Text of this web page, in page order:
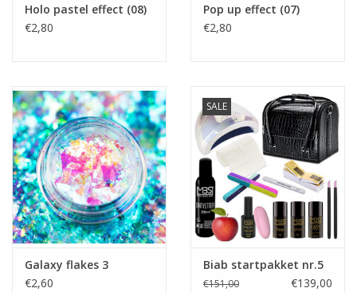
Holo pastel effect (08)
€2,80
Pop up effect (07)
€2,80
Galaxy flakes 3
€2,60
SALE
Biab startpakket nr.5
€151,00 €139,00